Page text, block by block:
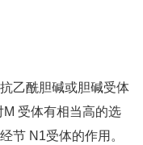
乙酰胆碱或胆碱受体
受体有相当高的选
节 N1受体的作用。